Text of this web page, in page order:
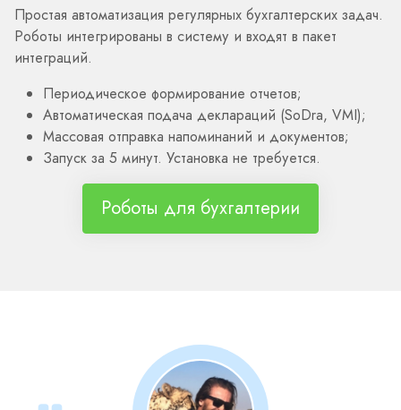
Простая автоматизация регулярных бухгалтерских задач.
Роботы интегрированы в систему и входят в пакет
интеграций.
Периодическое формирование отчетов;
Автоматическая подача деклараций (SoDra, VMI);
Массовая отправка напоминаний и документов;
Запуск за 5 минут. Установка не требуется.
Роботы для бухгалтерии